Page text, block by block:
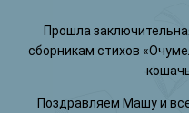
Прошла
сборникам стихов
Поздравляем Машу и